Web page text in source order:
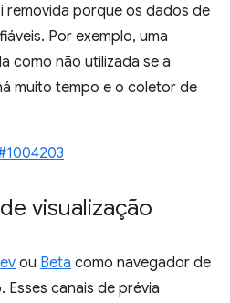
removida porque os dados de
Por exemplo, uma
como não utilizada se a
muito tempo e o coletor de
visualização
ou Beta como navegador de
canais de prévia